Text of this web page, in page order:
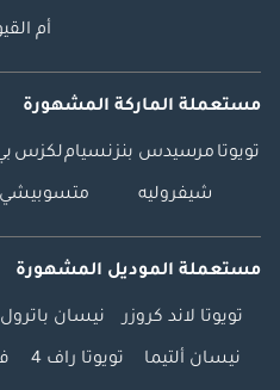
أم
مستعملة الماركة المشهورة
تويوتا مرسيدس بنزنسياملكزس
شيفروليه متسوبيشي
مستعملة الموديل المشهورة
تويوتا لاند كروزر نيسان باترول
نيسان ألتيما تويوتا راف 4